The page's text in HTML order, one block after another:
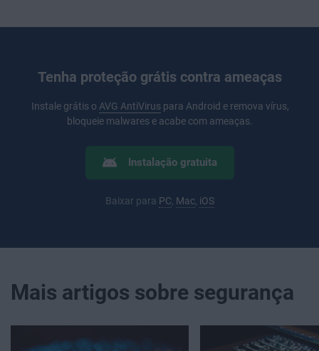
Tenha proteção grátis contra ameaças
Instale grátis o AVG AntiViruspara Android e remova vírus,
bloqueie malwares e acabe com ameaças.
Instalação gratuita
Baixar para PC, Mac, iOS
Mais artigos sobre segurança